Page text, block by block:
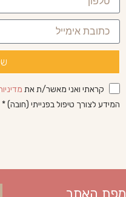
קראתי ואני מאשר/ת את
המידע לצורך טיפול בפנייתי (חובה) *